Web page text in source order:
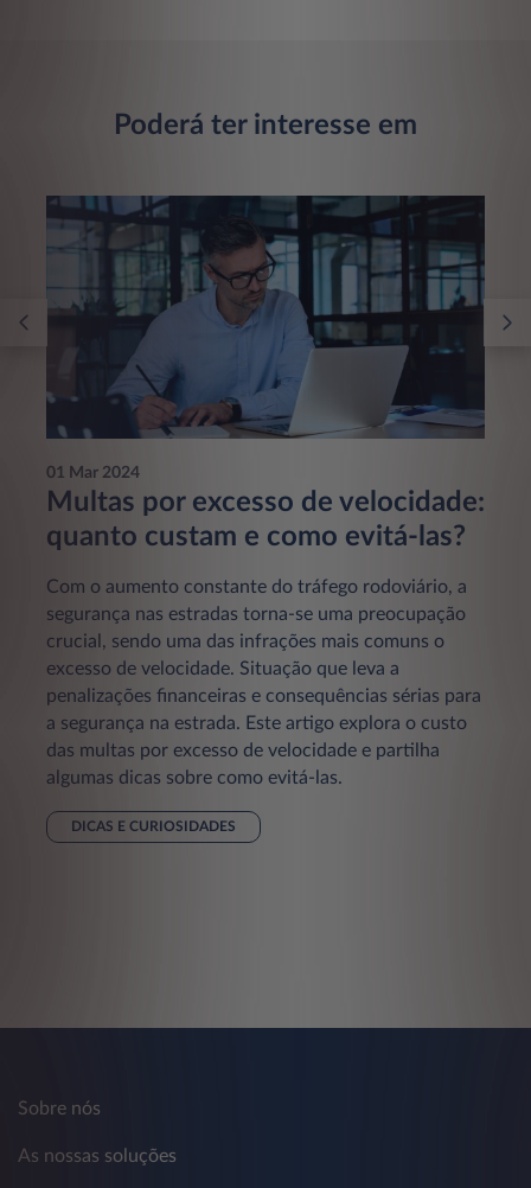
Poderá ter interesse em
01 Mar 2024
Multas por excesso de velocidade:
quanto custam e como evitá-las?
Com o aumento constante do tráfego rodoviário, a
segurança nas estradas torna-se uma preocupação
crucial, sendo uma das infrações mais comuns o
excesso de velocidade. Situação que leva a
penalizações financeiras e consequências sérias para
a segurança na estrada. Este artigo explora o custo
das multas por excesso de velocidade e partilha
algumas dicas sobre como evitá-las.
DICAS E CURIOSIDADES
Sobre nós
As nossas soluções